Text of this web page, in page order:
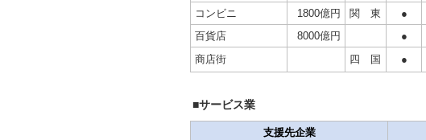
コンビニ
1800億円 関 東 ●
百貨店
8000億円 ●
商店街
四 国 ●
■サービス業
支援先企業